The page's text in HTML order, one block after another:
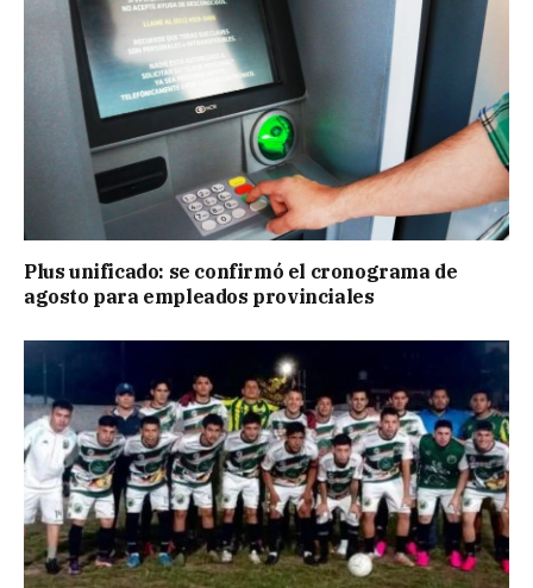
Plus unificado: se confirmó el cronograma de
agosto para empleados provinciales